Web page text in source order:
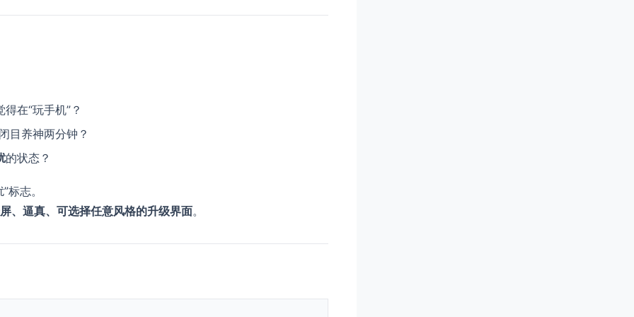
在“玩手机”？
目养神两分钟？
的状态？
标志。
、逼真、可选择任意风格的升级界面。